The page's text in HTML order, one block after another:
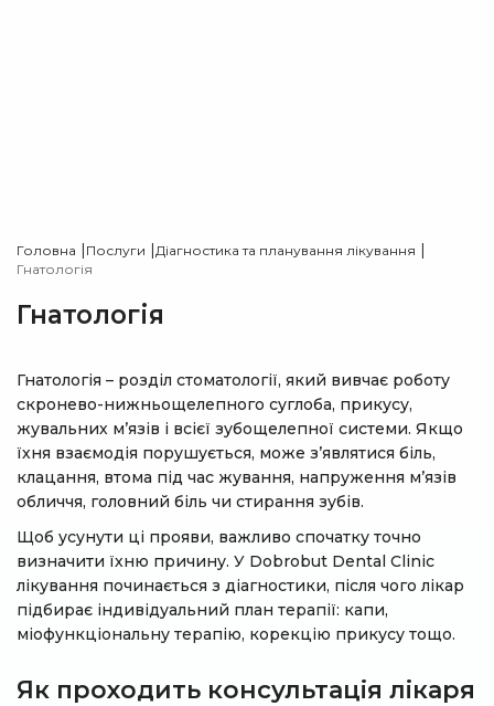
Головна | Послуги |Діагностика та планування лікування |
Гнатологія
Гнатологія
Гнатологія – розділ стоматології, який вивчає роботу
скронево-нижньощелепного суглоба, прикусу,
жувальних м’язів і всієї зубощелепної системи. Якщо
їхня взаємодія порушується, може з’являтися біль,
клацання, втома під час жування, напруження м’язів
обличчя, головний біль чи стирання зубів.
Щоб усунути ці прояви, важливо спочатку точно
визначити їхню причину. У Dobrobut Dental Clinic
лікування починається з діагностики, після чого лікар
підбирає індивідуальний план терапії: капи,
міофункціональну терапію, корекцію прикусу тощо.
Як проходить консультація лікаря